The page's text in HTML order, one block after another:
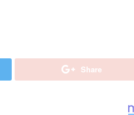
Share